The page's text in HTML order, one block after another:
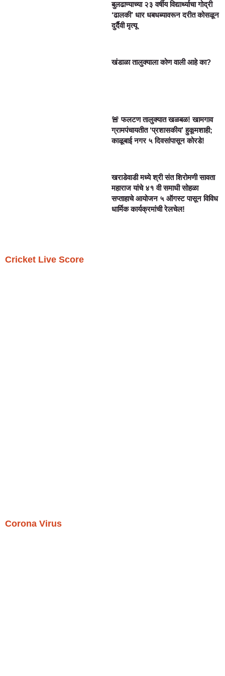
बुलढाण्याच्या २३ वर्षीय विद्यार्थ्याचा गोद्री
‘ढालकी’ धार धबधब्यावरून दरीत कोसळून
दुर्दैवी मृत्यू
खंडाळा तालुक्याला कोण वाली आहे का?
🚨 फलटण तालुक्यात खळबळ! खामगाव
ग्रामपंचायतीत ‘प्रशासकीय’ हुकूमशाही;
काळूबाई नगर ५ दिवसांपासून कोरडे!
खराडेवाडी मध्ये श्री संत शिरोमणी सावता
महाराज यांचे ४१ वी समाधी सोहळा
सप्ताहाचे आयोजन ५ ऑगस्ट पासून विविध
धार्मिक कार्यक्रमांची रेलचेल!
Cricket Live Score
Corona Virus